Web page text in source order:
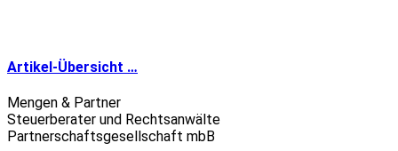
Artikel-Übersicht …
Mengen & Partner
Steuerberater und Rechtsanwälte
Partnerschaftsgesellschaft mbB